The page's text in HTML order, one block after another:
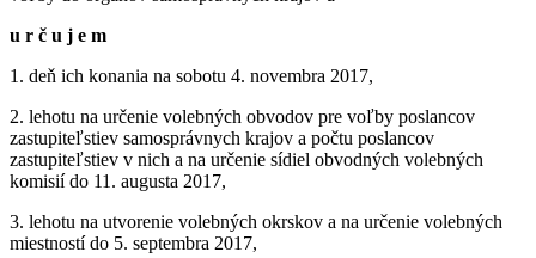
u r č u j e m
1. deň ich konania na sobotu 4. novembra 2017,
2. lehotu na určenie volebných obvodov pre voľby poslancov
zastupiteľstiev samosprávnych krajov a počtu poslancov
zastupiteľstiev v nich a na určenie sídiel obvodných volebných
komisií do 11. augusta 2017,
3. lehotu na utvorenie volebných okrskov a na určenie volebných
miestností do 5. septembra 2017,